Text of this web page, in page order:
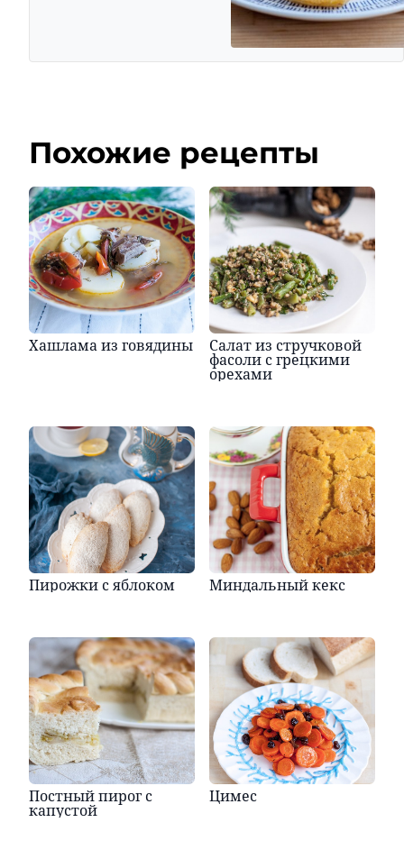
Похожие рецепты
Хашлама из говядины Салат из стручковой
фасоли с грецкими
орехами
Пирожки с яблоком Миндальный кекс
Постный пирог с
капустой
Цимес